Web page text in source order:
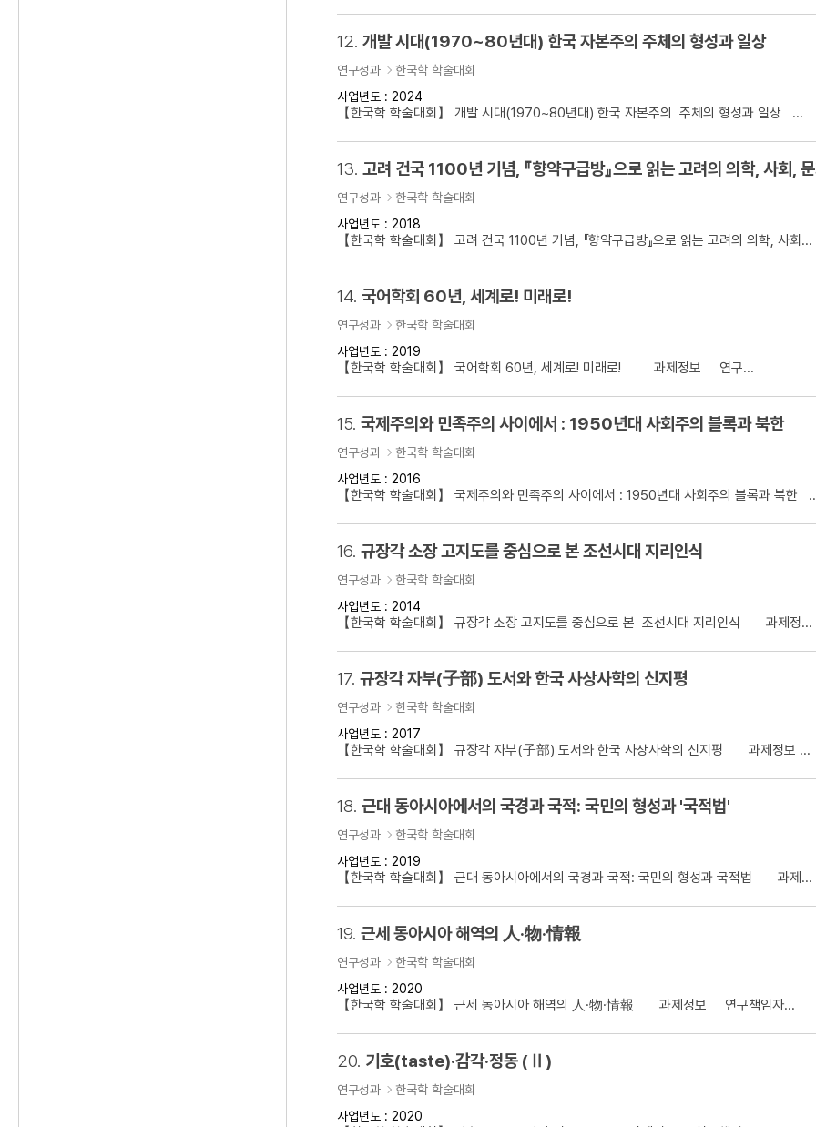
12. 개발 시대(1970~80년대) 한국 자본주의 주체의 형성과 일상
연구성과
한국학 학술대회
사업년도 : 2024
【한국학 학술대회】 개발 시대(1970~80년대) 한국 자본주의 주체의 형성과 일상 ...
13. 고려 건국 1100년 기념, 『향약구급방』으로 읽는 고려의 의학, 사회,
연구성과
한국학 학술대회
사업년도 : 2018
【한국학 학술대회】 고려 건국 1100년 기념, 『향약구급방』으로 읽는 고려의 의학, 사회...
14. 국어학회 60년, 세계로! 미래로!
연구성과
한국학 학술대회
사업년도 : 2019
【한국학 학술대회】 국어학회 60년, 세계로! 미래로! 과제정보 연구...
15. 국제주의와 민족주의 사이에서 : 1950년대 사회주의 블록과 북한
연구성과
한국학 학술대회
사업년도 : 2016
【한국학 학술대회】 국제주의와 민족주의 사이에서 : 1950년대 사회주의 블록과 북한
16. 규장각 소장 고지도를 중심으로 본 조선시대 지리인식
연구성과
한국학 학술대회
사업년도 : 2014
【한국학 학술대회】 규장각 소장 고지도를 중심으로 본 조선시대 지리인식 과제정...
17. 규장각 자부(子部) 도서와 한국 사상사학의 신지평
연구성과
한국학 학술대회
사업년도 : 2017
【한국학 학술대회】 규장각 자부(子部) 도서와 한국 사상사학의 신지평 과제정보 ...
18. 근대 동아시아에서의 국경과 국적: 국민의 형성과 '국적법'
연구성과
한국학 학술대회
사업년도 : 2019
【한국학 학술대회】 근대 동아시아에서의 국경과 국적: 국민의 형성과 국적법 과제...
19. 근세 동아시아 해역의 人·物·情報
연구성과
한국학 학술대회
사업년도 : 2020
【한국학 학술대회】 근세 동아시아 해역의 人·物·情報 과제정보 연구책임자...
20. 기호(taste)·감각·정동 (Ⅱ)
연구성과
한국학 학술대회
사업년도 : 2020